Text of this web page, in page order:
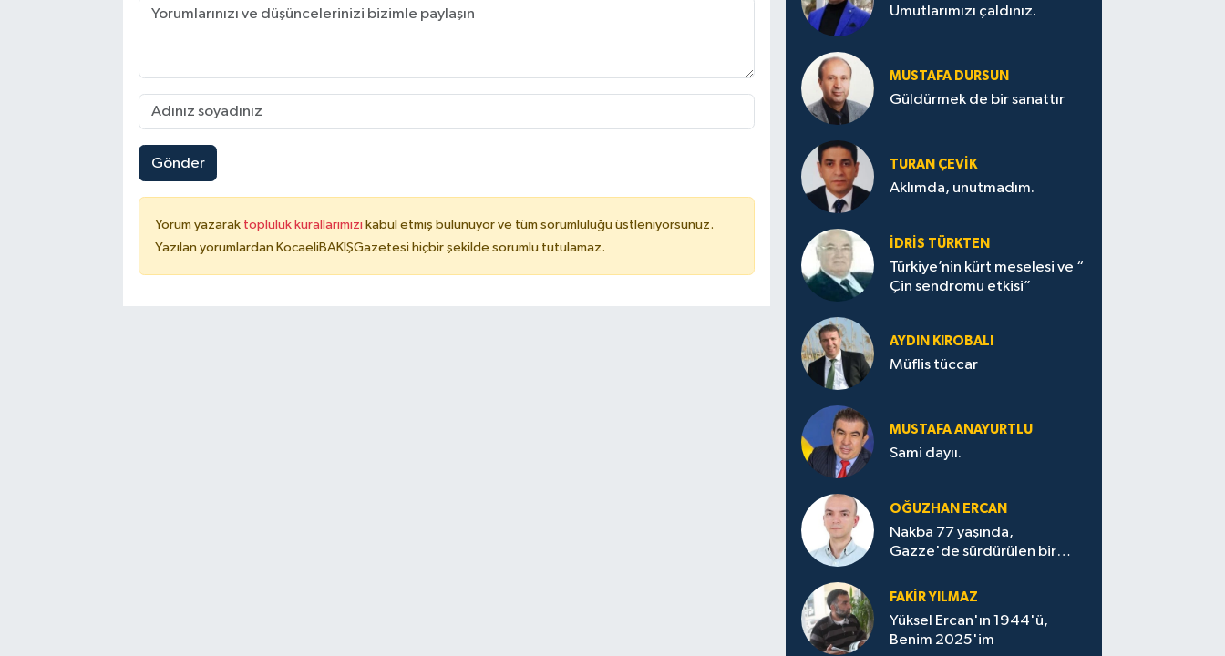
Gönder
Yorum yazarak topluluk kurallarımızı kabul etmiş bulunuyor ve tüm sorumluluğu üstleniyorsunuz.
Yazılan yorumlardan KocaeliBAKIŞGazetesi hiçbir şekilde sorumlu tutulamaz.
Umutlarımızı çaldınız.
MUSTAFA DURSUN
Güldürmek de bir sanattır
TURAN ÇEVİK
Aklımda, unutmadım.
İDRİS TÜRKTEN
Türkiye’nin kürt meselesi ve “
Çin sendromu etkisi”
AYDIN KIROBALI
Müflis tüccar
MUSTAFA ANAYURTLU
Sami dayıı.
OĞUZHAN ERCAN
Nakba 77 yaşında,
Gazze'de sürdürülen bir
FAKİR YILMAZ
Yüksel Ercan'ın 1944'ü,
Benim 2025'im